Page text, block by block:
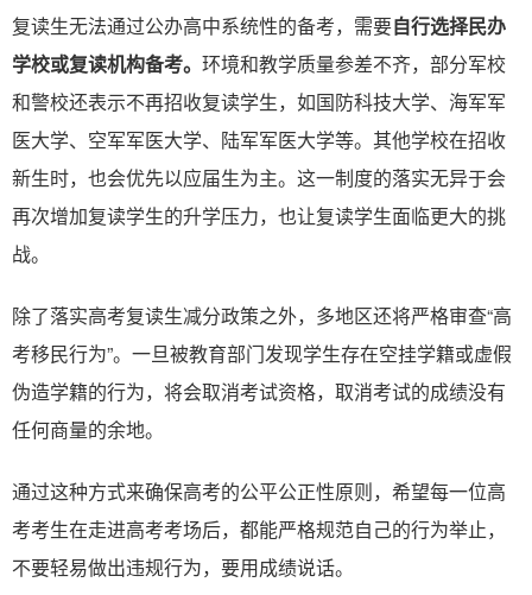
复读生无法通过公办高中系统性的备考，需要自行选择民办
学校或复读机构备考。 环境和教学质量参差不齐，部分军校
和警校还表示不再招收复读学生，如国防科技大学、海军军
医大学、空军军医大学、陆军军医大学等。其他学校在招收
新生时，也会优先以应届生为主。这一制度的落实无异于会
再次增加复读学生的升学压力，也让复读学生面临更大的挑
战。
除了落实高考复读生减分政策之外，多地区还将严格审查“高
考移民行为”。一旦被教育部门发现学生存在空挂学籍或虚假
伪造学籍的行为，将会取消考试资格，取消考试的成绩没有
任何商量的余地。
通过这种方式来确保高考的公平公正性原则，希望每一位高
考考生在走进高考考场后，都能严格规范自己的行为举止，
不要轻易做出违规行为，要用成绩说话。